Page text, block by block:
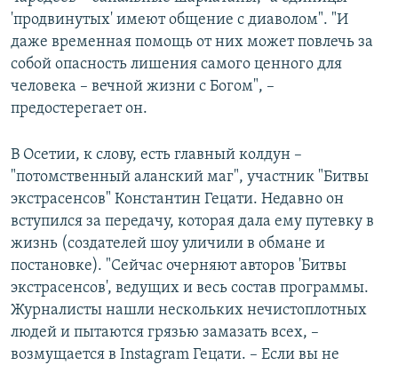
'продвинутых' имеют общение с диаволом". "И
даже временная помощь от них может повлечь за
собой опасность лишения самого ценного для
человека – вечной жизни с Богом", –
предостерегает он.
В Осетии, к слову, есть главный колдун –
"потомственный аланский маг", участник "Битвы
экстрасенсов" Константин Гецати. Недавно он
вступился за передачу, которая дала ему путевку в
жизнь (создателей шоу уличили в обмане и
постановке). "Сейчас очерняют авторов 'Битвы
экстрасенсов', ведущих и весь состав программы.
Журналисты нашли нескольких нечистоплотных
людей и пытаются грязью замазать всех, –
возмущается в Instagram Гецати. – Если вы не